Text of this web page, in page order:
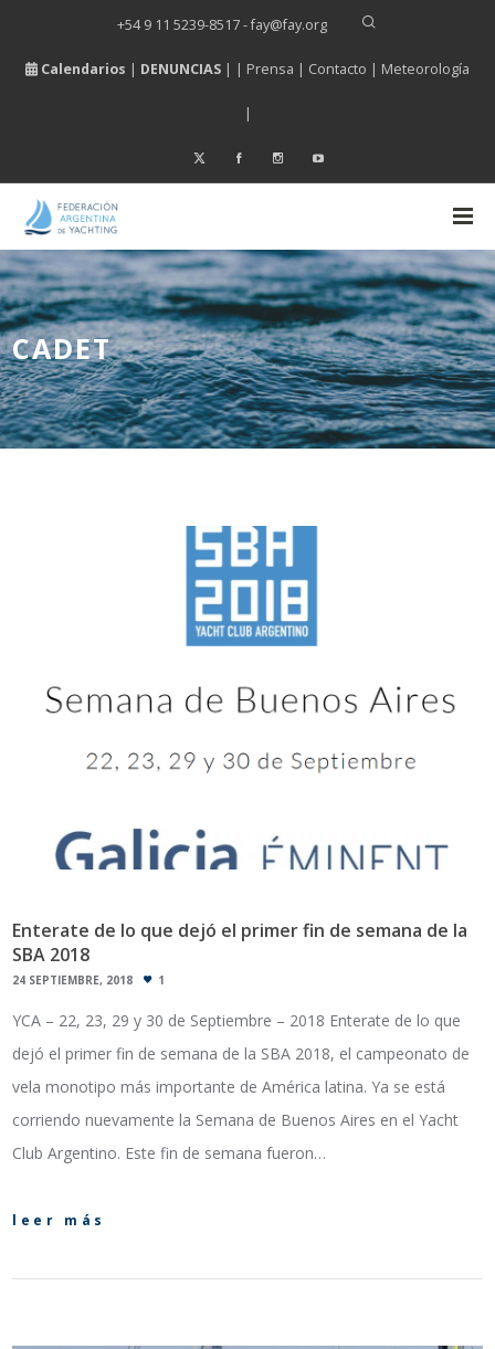
+54 9 11 5239-8517 - fay@fay.org
Calendarios | DENUNCIAS | | Prensa | Contacto | Meteorología
|
CADET
Enterate de lo que dejó el primer fin de semana de la
SBA 2018
24 SEPTIEMBRE, 2018 1
YCA – 22, 23, 29 y 30 de Septiembre – 2018 Enterate de lo que
dejó el primer fin de semana de la SBA 2018, el campeonato de
vela monotipo más importante de América latina. Ya se está
corriendo nuevamente la Semana de Buenos Aires en el Yacht
Club Argentino. Este fin de semana fueron…
leer más